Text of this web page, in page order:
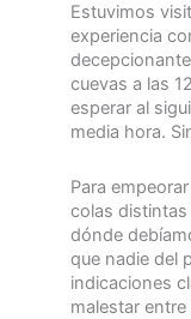
Estuvimos
experiencia
cuevas a las
esperar al
media hora.
Para
colas
dónde
que nadie del
indicaciones
malestar